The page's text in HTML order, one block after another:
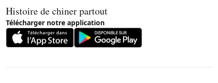
Histoire de chiner partout
Télécharger notre application